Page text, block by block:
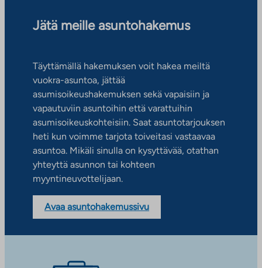
Jätä meille asuntohakemus
Täyttämällä hakemuksen voit hakea meiltä
vuokra-asuntoa, jättää
asumisoikeushakemuksen sekä vapaisiin ja
vapautuviin asuntoihin että varattuihin
asumisoikeuskohteisiin. Saat asuntotarjouksen
heti kun voimme tarjota toiveitasi vastaavaa
asuntoa. Mikäli sinulla on kysyttävää, otathan
yhteyttä asunnon tai kohteen
myyntineuvottelijaan.
Avaa asuntohakemussivu